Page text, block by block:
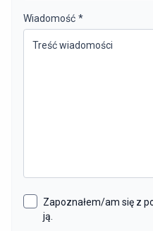
Wiadomość *
Zapoznałem/am się z
ją.